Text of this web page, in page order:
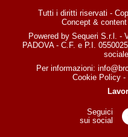
Tutti i diritti riservati -
Concept &
Powered by Sequeri S.r.l. -
PADOVA - C.F. e P.I.
Per informazioni:
Cookie Policy -
Seguici
sui social